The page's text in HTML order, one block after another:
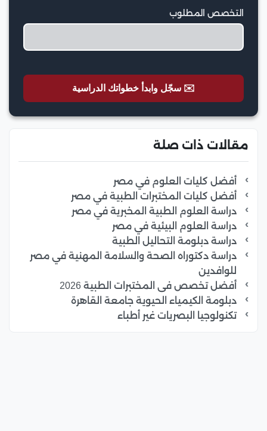
التخصص المطلوب
✉️ سجّل وابدأ خطواتك الدراسية
مقالات ذات صلة
أفضل كليات العلوم في مصر
أفضل كليات المختبرات الطبية في مصر
دراسة العلوم الطبية المخبرية في مصر
دراسة العلوم البيئية في مصر
دراسة دبلومة التحاليل الطبية
دراسة دكتوراه الصحة والسلامة المهنية في مصر
للوافدين
أفضل تخصص فى المختبرات الطبية 2026
دبلومة الكيمياء الحيوية جامعة القاهرة
تكنولوجيا البصريات غير أطباء